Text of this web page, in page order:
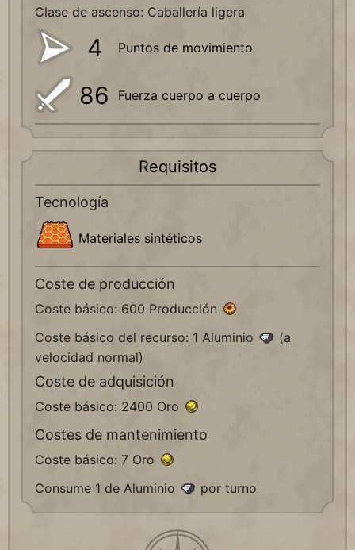
Clase de ascenso: Caballería ligera
4 Puntos de movimiento
86 Fuerza cuerpo a cuerpo
Requisitos
Tecnología
Materiales sintéticos
Coste de producción
Coste básico: 600 Producción
Coste básico del recurso: 1 Aluminio
(a
velocidad normal)
Coste de adquisición
Coste básico: 2400 Oro
Costes de mantenimiento
Coste básico: 7 Oro
Consume 1 de Aluminio
por turno